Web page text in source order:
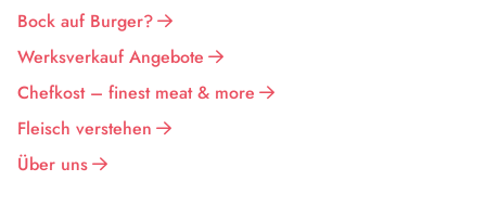
Bock auf Burger?
Werksverkauf Angebote
Chefkost – finest meat & more
Fleisch verstehen
Über uns